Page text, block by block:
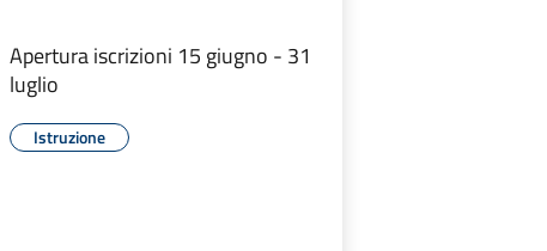
Apertura iscrizioni 15 giugno - 31
luglio
Istruzione